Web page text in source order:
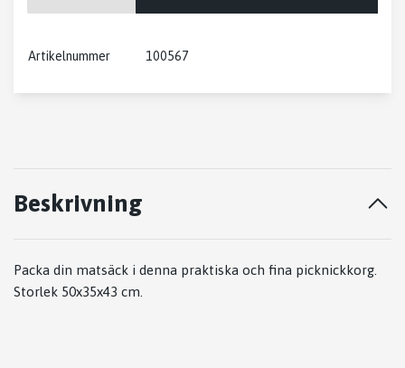
Artikelnummer 100567
Beskrivning
Packa din matsäck i denna praktiska och fina picknickkorg.
Storlek 50x35x43 cm.